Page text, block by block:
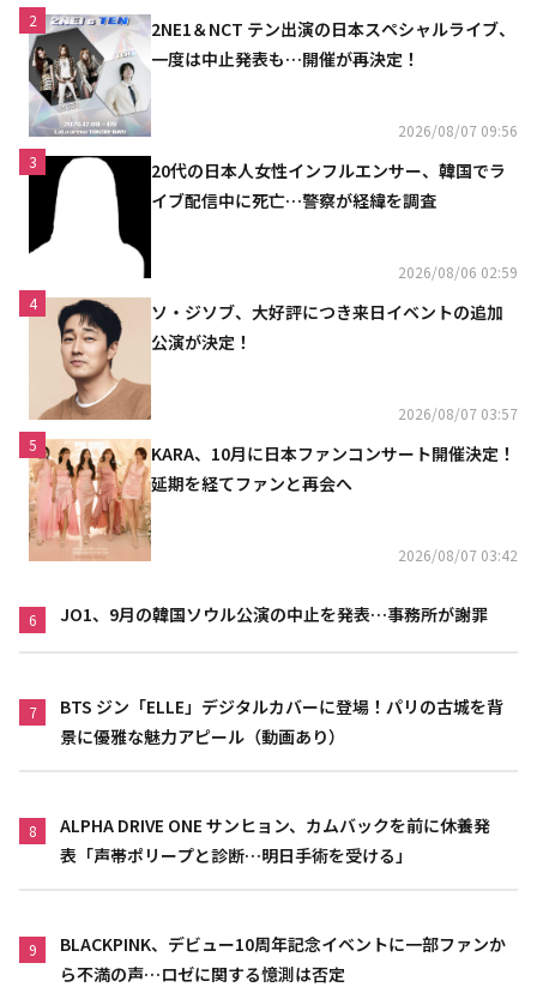
2
2NE1＆NCT テン出演の日本スペシャルライブ、
一度は中止発表も…開催が再決定！
2026/08/07 09:56
3
20代の日本人女性インフルエンサー、韓国でラ
イブ配信中に死亡…警察が経緯を調査
2026/08/06 02:59
4
ソ・ジソブ、大好評につき来日イベントの追加
公演が決定！
2026/08/07 03:57
5
KARA、10月に日本ファンコンサート開催決定！
延期を経てファンと再会へ
2026/08/07 03:42
6 JO1、9月の韓国ソウル公演の中止を発表…事務所が謝罪
7
BTS ジン「ELLE」デジタルカバーに登場！パリの古城を背
景に優雅な魅力アピール（動画あり）
8
ALPHA DRIVE ONE サンヒョン、カムバックを前に休養発
表「声帯ポリープと診断…明日手術を受ける」
9
BLACKPINK、デビュー10周年記念イベントに一部ファンか
ら不満の声…ロゼに関する憶測は否定